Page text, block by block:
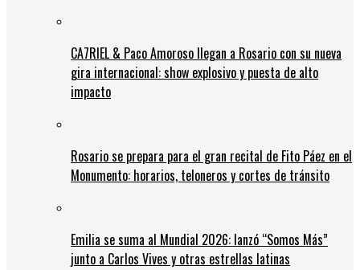
CA7RIEL & Paco Amoroso llegan a Rosario con su nueva
gira internacional: show explosivo y puesta de alto
impacto
Rosario se prepara para el gran recital de Fito Páez en el
Monumento: horarios, teloneros y cortes de tránsito
Emilia se suma al Mundial 2026: lanzó “Somos Más”
junto a Carlos Vives y otras estrellas latinas